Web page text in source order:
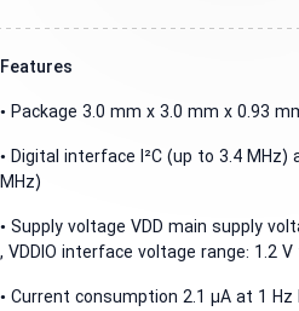
Features
• Package 3.0 mm x 3.0 mm x 0.93
• Digital interface I²C (up to 3.4
MHz)
• Supply voltage VDD main supply
, VDDIO interface voltage range: 1.2
• Current consumption 2.1 µA at 1